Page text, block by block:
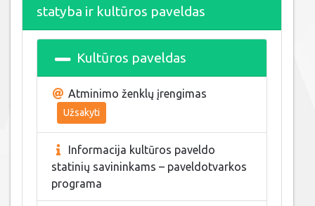
statyba ir kultūros paveldas
Kultūros paveldas
Atminimo ženklų įrengimas
Užsakyti
Informacija kultūros paveldo
statinių savininkams – paveldotvarkos
programa